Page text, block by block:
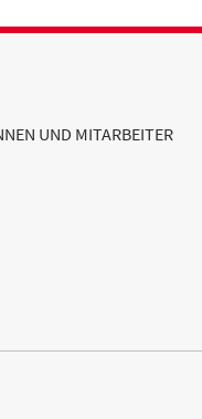
UND MITARBEITER